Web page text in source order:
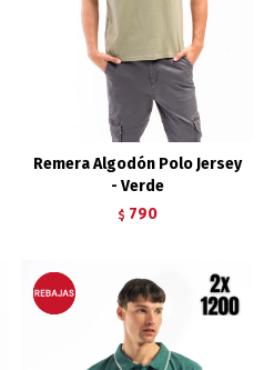
Remera Algodón Polo Jersey
- Verde
$ 790